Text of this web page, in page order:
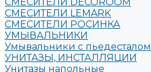
СМЕСИТЕЛИ LEMARK
СМЕСИТЕЛИ РОСИНКА
УМЫВАЛЬНИКИ
Умывальники с пьедесталом
УНИТАЗЫ, ИНСТАЛЛЯЦИИ
Унитазы напольные